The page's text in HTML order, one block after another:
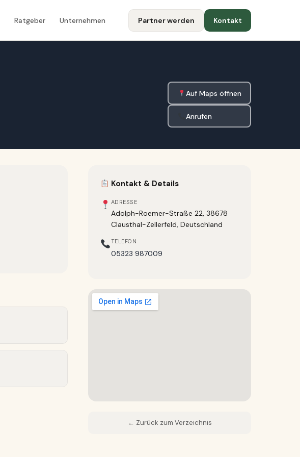
Ratgeber Unternehmen Partner werden Kontakt
Auf Maps öffnen
Anrufen
Kontakt & Details
ADRESSE
Adolph-Roemer-Straße 22, 38678
Clausthal-Zellerfeld, Deutschland
TELEFON
05323 987009
← Zurück zum Verzeichnis